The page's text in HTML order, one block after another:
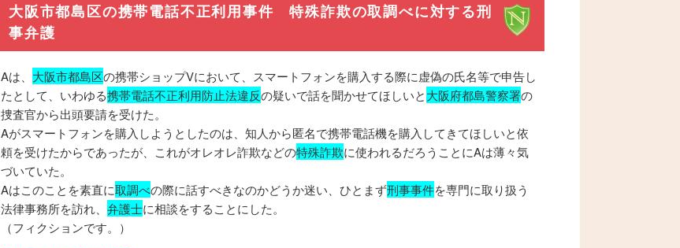
大阪市都島区の携帯電話不正利用事件 特殊詐欺の取調べに対する刑
事弁護
Aは、 大阪市都島区の携帯ショップVにおいて、スマートフォンを購入する際に虚偽の氏名等で申告し
たとして、いわゆる携帯電話不正利用防止法違反の疑いで話を聞かせてほしいと大阪府都島警察署の
捜査官から出頭要請を受けた。
Aがスマートフォンを購入しようとしたのは、知人から匿名で携帯電話機を購入してきてほしいと依
頼を受けたからであったが、これがオレオレ詐欺などの特殊詐欺に使われるだろうことにAは薄々気
づいていた。
Aはこのことを素直に取調べの際に話すべきなのかどうか迷い、ひとまず刑事事件を専門に取り扱う
法律事務所を訪れ、 弁護士に相談をすることにした。
（フィクションです。）